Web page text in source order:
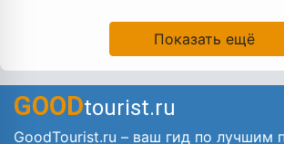
Показать ещё
GOODtourist.ru
GoodTourist.ru – ваш гид по лучшим